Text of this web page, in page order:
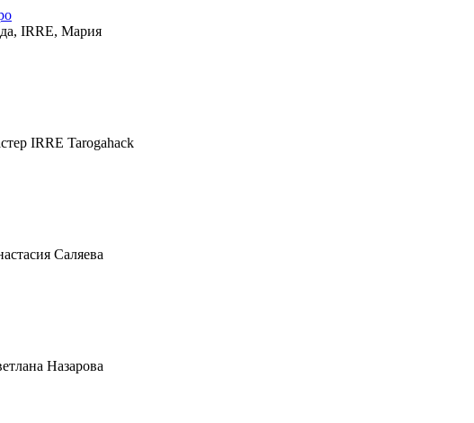
IRRE, Мария
IRRE Tarogahack
Саляева
Назарова